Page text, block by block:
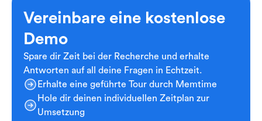
Vereinbare eine kostenlose
Demo
Spare dir Zeit bei der Recherche und erhalte
Antworten auf all deine Fragen in Echtzeit.
Erhalte eine geführte Tour durch Memtime
Hole dir deinen individuellen Zeitplan zur
Umsetzung